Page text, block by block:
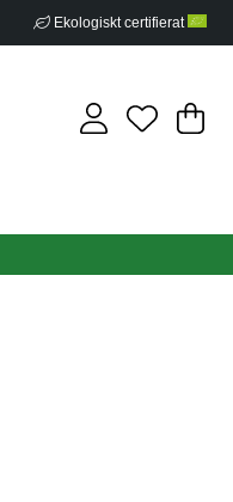
Ekologiskt certifierat
.